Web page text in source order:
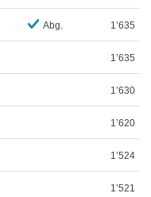
Abg. 1’635
1’635
1’630
1’620
1’524
1’521